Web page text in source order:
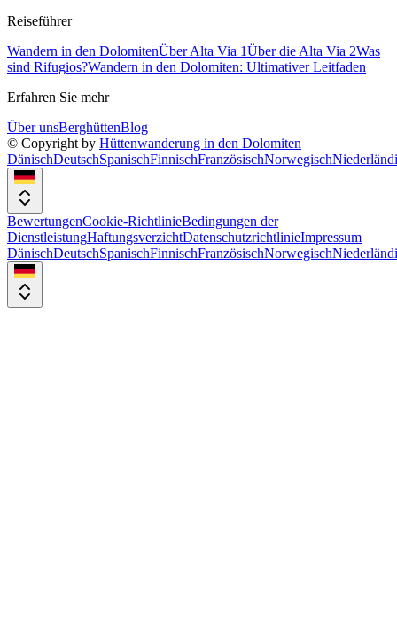
Reiseführer
Wandern in den DolomitenÜber Alta Via 1Über die Alta Via 2Was
sind Rifugios?Wandern in den Dolomiten: Ultimativer Leitfaden
Erfahren Sie mehr
Über unsBerghüttenBlog
© Copyright by Hüttenwanderung in den Dolomiten
DänischDeutschSpanischFinnischFranzösischNorwegisch
BewertungenCookie-RichtlinieBedingungen der
DienstleistungHaftungsverzichtDatenschutzrichtlinieImpressum
DänischDeutschSpanischFinnischFranzösischNorwegisch